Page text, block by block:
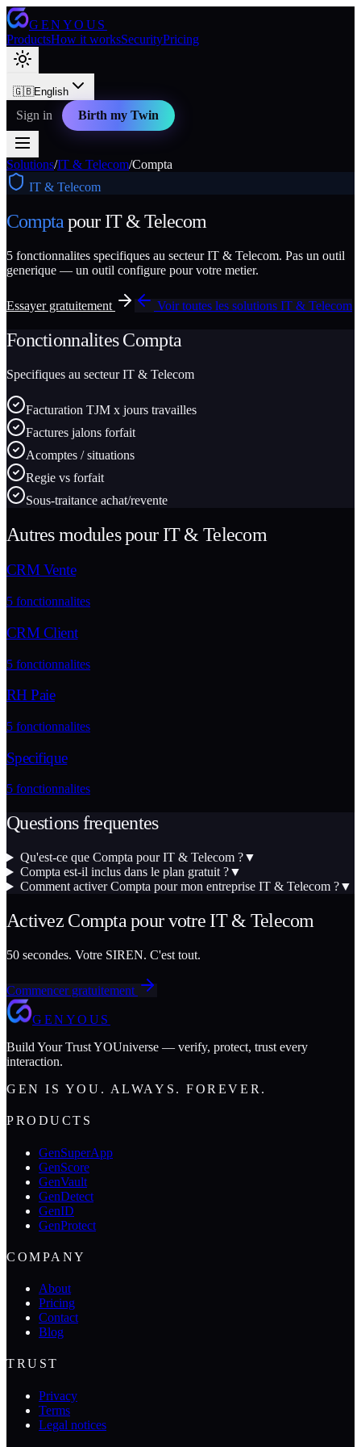
GENYOUS
ProductsHow it worksSecurityPricing
🇬🇧English
Sign in Birth my Twin
Solutions/IT & Telecom/Compta
IT & Telecom
Compta pour IT & Telecom
5 fonctionnalites specifiques au secteurIT & Telecom. Pas un outil
generique — un outil configure pour votre metier.
Essayer gratuitement Voir toutes les solutions IT & Telecom
FonctionnalitesCompta
Specifiques au secteurIT & Telecom
Facturation TJM x jours travailles
Factures jalons forfait
Acomptes / situations
Regie vs forfait
Sous-traitance achat/revente
Autres modules pour IT & Telecom
CRM Vente
5 fonctionnalites
CRM Client
5 fonctionnalites
RH Paie
5 fonctionnalites
Specifique
5 fonctionnalites
Questions frequentes
Qu'est-ce que Compta pour IT & Telecom ?▼
Compta est-il inclus dans le plan gratuit ?▼
Comment activer Compta pour mon entreprise IT & Telecom ?▼
Activez Compta pour votre IT & Telecom
50 secondes. Votre SIREN. C'est tout.
Commencer gratuitement
GENYOUS
Build Your Trust YOUniverse — verify, protect, trust every
interaction.
GEN IS YOU. ALWAYS. FOREVER.
PRODUCTS
GenSuperApp
GenScore
GenVault
GenDetect
GenID
GenProtect
COMPANY
About
Pricing
Contact
Blog
TRUST
Privacy
Terms
Legal notices